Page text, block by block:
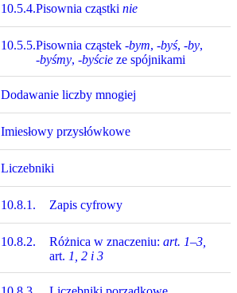
10.5.4.Pisownia cząstki nie
10.5.5.Pisownia cząstek ‑bym, ‑byś, ‑by,
‑byśmy, ‑byście ze spójnikami
Dodawanie liczby mnogiej
Imiesłowy przysłówkowe
Liczebniki
10.8.1. Zapis cyfrowy
10.8.2. Różnica w znaczeniu: art. 1–3,
art. 1, 2 i 3